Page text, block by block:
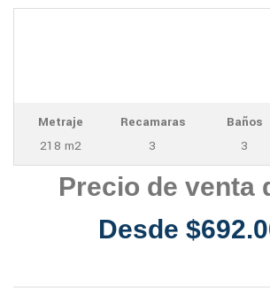
Metraje
218 m2
Recamaras
3
Baños
3
Precio de venta
Desde